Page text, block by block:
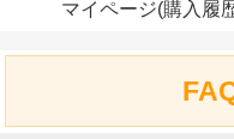
マイページ(購入履